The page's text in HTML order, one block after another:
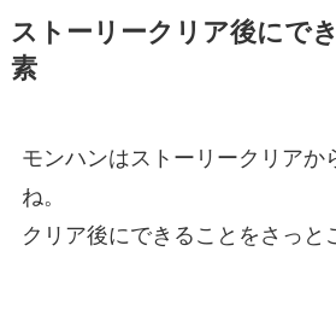
ストーリークリア後にで
素
モンハンはストーリークリアか
ね。
クリア後にできることをさっと